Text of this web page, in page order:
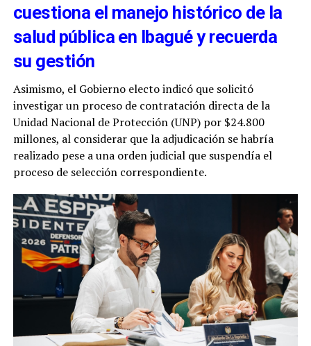
cuestiona el manejo histórico de la
salud pública en Ibagué y recuerda
su gestión
Asimismo, el Gobierno electo indicó que solicitó
investigar un proceso de contratación directa de la
Unidad Nacional de Protección (UNP) por $24.800
millones, al considerar que la adjudicación se habría
realizado pese a una orden judicial que suspendía el
proceso de selección correspondiente.